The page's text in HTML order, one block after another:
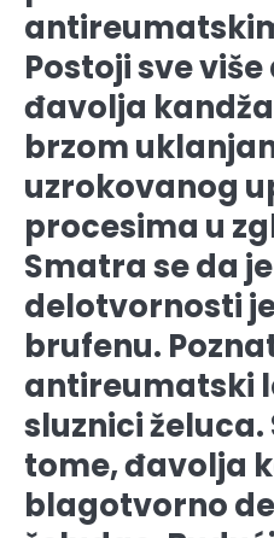
Postoji sve
đavolja
brzom
uzrokovanog
procesima u
Smatra se da
delotvornosti
brufenu.
antireumatski
sluznici
tome, đavolja
blagotvorno